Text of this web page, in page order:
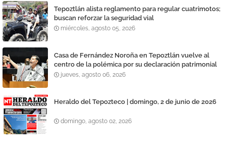
Tepoztlán alista reglamento para regular cuatrimotos;
buscan reforzar la seguridad vial
miércoles, agosto 05, 2026
Casa de Fernández Noroña en Tepoztlán vuelve al
centro de la polémica por su declaración patrimonial
jueves, agosto 06, 2026
Heraldo del Tepozteco | domingo, 2 de junio de 2026
domingo, agosto 02, 2026